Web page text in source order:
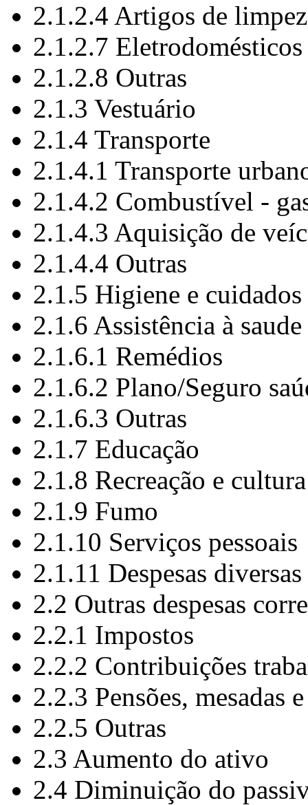
2.1.2.4 Artigos de
2.1.2.7 Eletrodomésticos
2.1.2.8 Outras
2.1.3 Vestuário
2.1.4 Transporte
2.1.4.1 Transporte
2.1.4.2 Combustível -
2.1.4.3 Aquisição de
2.1.4.4 Outras
2.1.5 Higiene e cuidados
2.1.6 Assistência à saude
2.1.6.1 Remédios
2.1.6.2 Plano/Seguro
2.1.6.3 Outras
2.1.7 Educação
2.1.8 Recreação e cultura
2.1.9 Fumo
2.1.10 Serviços pessoais
2.1.11 Despesas diversas
2.2 Outras despesas
2.2.1 Impostos
2.2.2 Contribuições
2.2.3 Pensões, mesadas
2.2.5 Outras
2.3 Aumento do ativo
2.4 Diminuição do